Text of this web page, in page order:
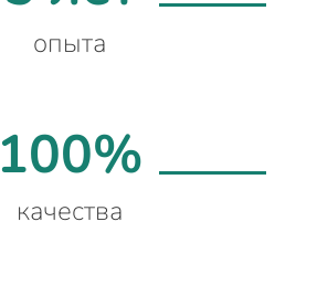
опыта
100%
качества